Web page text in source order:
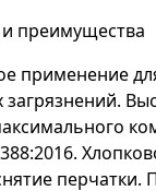
преимущества
применение
загрязнений.
388:2016.